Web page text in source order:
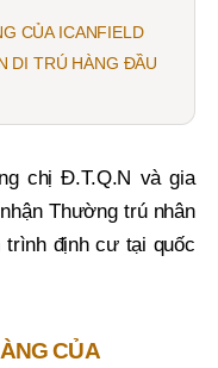
CỦA ICANFIELD
DI TRÚ HÀNG ĐẦU
chị Đ.T.Q.N và gia
Thường trú nhân
trình định cư tại quốc
CỦA